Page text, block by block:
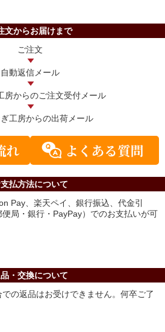
文からお届けまで
ご注文
自動返信メール
房からのご注文受付メール
工房からの出荷メール
払方法について
Pay、楽天ペイ、銀行振込、代金引
局・銀行・PayPay）でのお支払いが可
・交換について
の返品はお受けできません。何卒ご了